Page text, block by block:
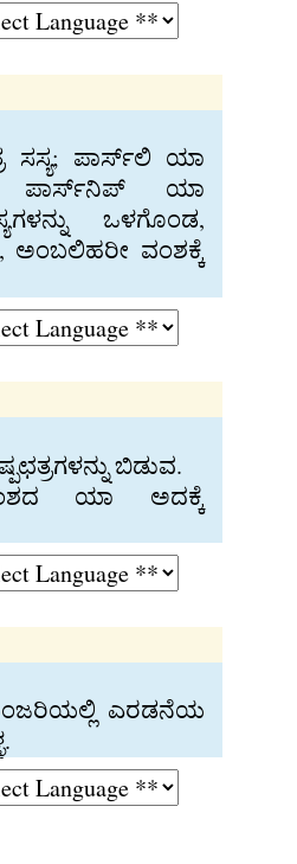
ಸಸ್ಯ; ಪಾರ್ಸ್‍ಲಿ ಯಾ
ಪಾರ್ಸ್‍ನಿಪ್‍ ಯಾ
ಒಳಗೊಂಡ,
ಅಂಬಲಿಹರೀ ವಂಶಕ್ಕೆ
ಬಿಡುವ.
ಯಾ ಅದಕ್ಕೆ
ಎರಡನೆಯ